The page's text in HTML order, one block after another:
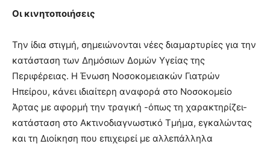
Οι κινητοποιήσεις
Την ίδια στιγμή, σημειώνονται νέες διαμαρτυρίες για την
κατάσταση των Δημόσιων Δομών Υγείας της
Περιφέρειας. Η Ένωση Νοσοκομειακών Γιατρών
Ηπείρου, κάνει ιδιαίτερη αναφορά στο Νοσοκομείο
Άρτας με αφορμή την τραγική -όπως τη χαρακτηρίζει-
κατάσταση στο Ακτινοδιαγνωστικό Τμήμα, εγκαλώντας
και τη Διοίκηση που επιχειρεί με αλλεπάλληλα